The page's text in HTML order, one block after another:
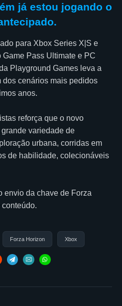
já estou jogando o
para Xbox Series X|S e
Pass Ultimate e PC
Playground Games leva a
dos cenários mais pedidos
anos.
reforça que o novo
variedade de
urbana, corridas em
de habilidade, colecionáveis
envio da chave de Forza
Forza Horizon Xbox